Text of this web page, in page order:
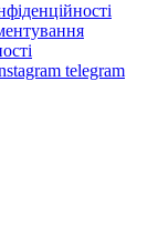
telegram